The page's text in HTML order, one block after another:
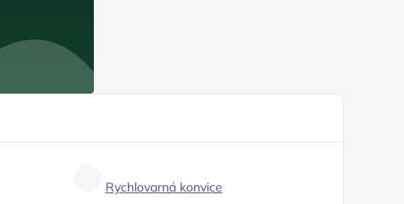
Rychlovarná konvice